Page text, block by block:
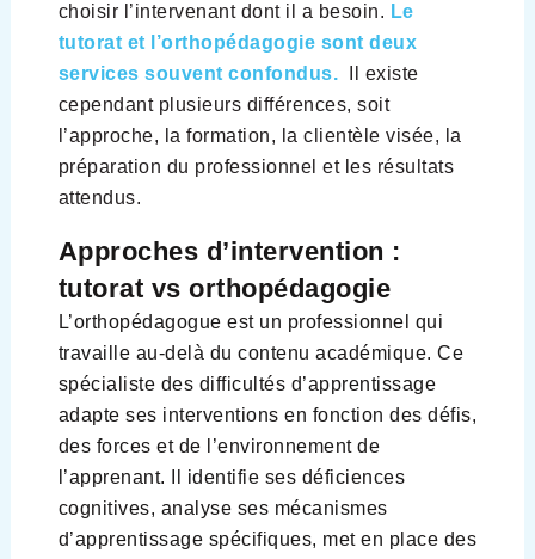
choisir l’intervenant dont il a besoin. Le
tutorat et l’orthopédagogie sont deux
services souvent confondus. Il existe
cependant plusieurs différences, soit
l’approche, la formation, la clientèle visée, la
préparation du professionnel et les résultats
attendus.
Approches d’intervention :
tutorat vs orthopédagogie
L’orthopédagogue est un professionnel qui
travaille au-delà du contenu académique. Ce
spécialiste des difficultés d’apprentissage
adapte ses interventions en fonction des défis,
des forces et de l’environnement de
l’apprenant. Il identifie ses déficiences
cognitives, analyse ses mécanismes
d’apprentissage spécifiques, met en place des